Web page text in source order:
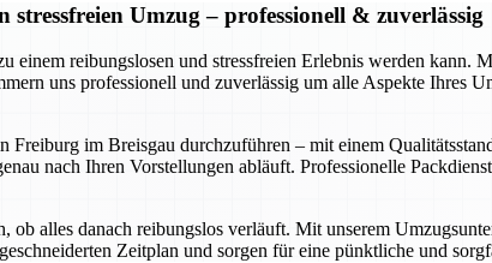
Umzug – professionell & zuverlässig
reibungslosen und stressfreien Erlebnis werden kann.
uns professionell und zuverlässig um alle Aspekte Ihres
im Breisgau durchzuführen – mit einem
nach Ihren Vorstellungen abläuft. Professionelle
alles danach reibungslos verläuft. Mit unserem
Zeitplan und sorgen für eine pünktliche und